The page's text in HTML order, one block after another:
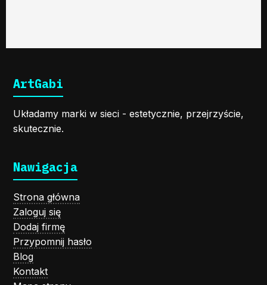
ArtGabi
Układamy marki w sieci - estetycznie, przejrzyście,
skutecznie.
Nawigacja
Strona główna
Zaloguj się
Dodaj firmę
Przypomnij hasło
Blog
Kontakt